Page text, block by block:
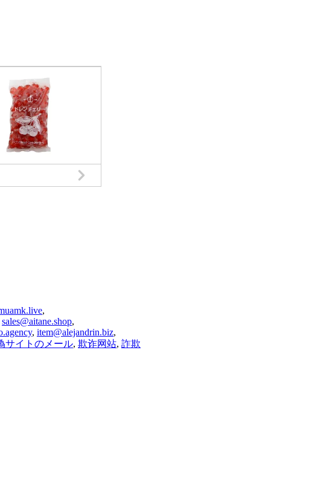
,
sales@aitane.shop,
, item@alejandrin.biz,
サイトのメール, 欺诈网站, 詐欺